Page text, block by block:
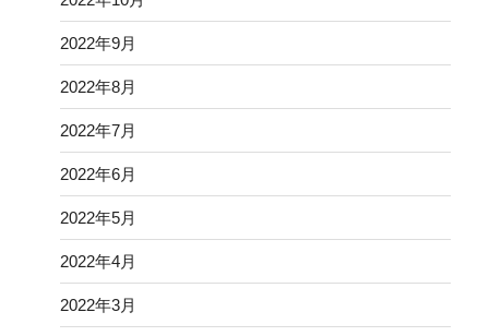
2022年9月
2022年8月
2022年7月
2022年6月
2022年5月
2022年4月
2022年3月